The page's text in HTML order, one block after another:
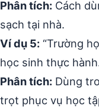
Phân tích: Cách
sạch tại nhà.
Ví dụ 5: “Trường
học sinh thực
Phân tích: Dùng
trọt phục vụ học